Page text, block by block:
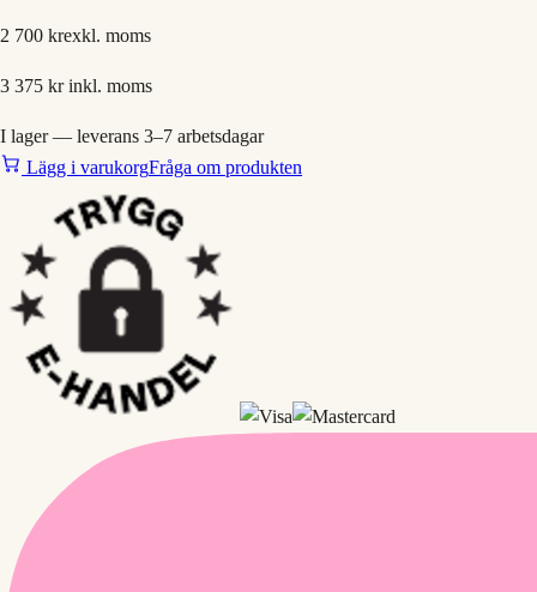
2 700 krexkl. moms
3 375 krinkl. moms
I lager — leverans 3–7 arbetsdagar
Lägg i varukorgFråga om produkten